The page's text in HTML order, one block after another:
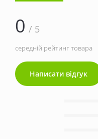
0 / 5
середній рейтинг товара
Написати відгук